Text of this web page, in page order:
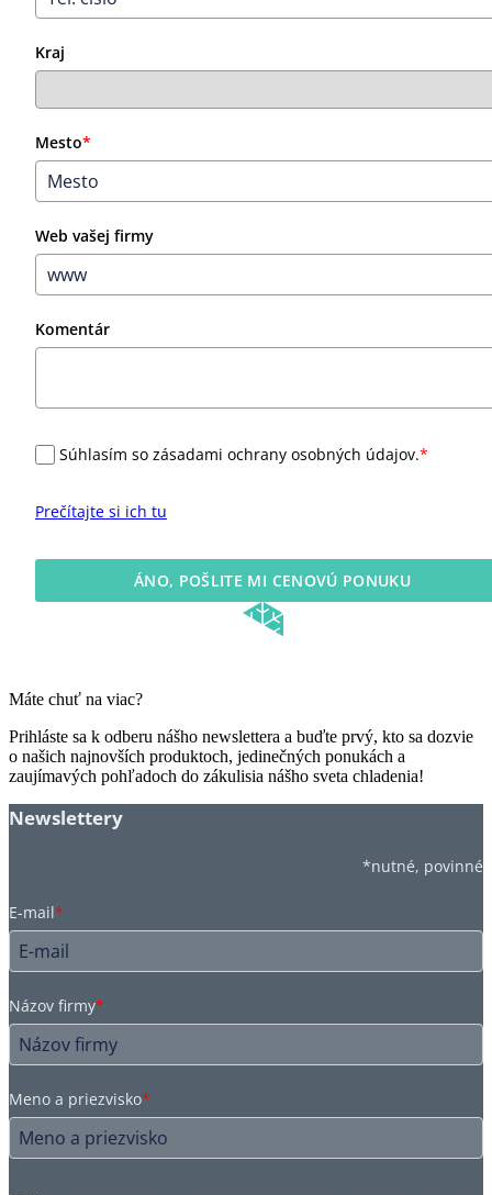
Kraj
Mesto*
Web vašej firmy
Komentár
Súhlasím so zásadami ochrany osobných údajov.*
Prečítajte si ich tu
ÁNO, POŠLITE MI CENOVÚ PONUKU
Máte chuť na viac?
Prihláste sa k odberu nášho newslettera a buďte prvý, kto sa dozvie
o našich najnovších produktoch, jedinečných ponukách a
zaujímavých pohľadoch do zákulisia nášho sveta chladenia!
Newslettery
*nutné, povinné
E-mail*
Názov firmy*
Meno a priezvisko*